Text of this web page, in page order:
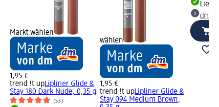
Markt wählen
1,95 €
trend !t upLipliner Glide &
Stay 180 Dark Nude, 0,35 g
(53)
wählen
1,95 €
trend !t upLipliner Glide &
Stay 094 Medium Brown,
dm